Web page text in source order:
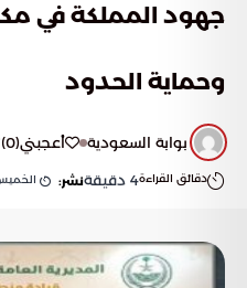
جهود المملكة في
وحماية الحدود
بوابة السعودية أعجبني(
0
)
دقائق القراءة4 دقيقةنشر: الخميس, 04